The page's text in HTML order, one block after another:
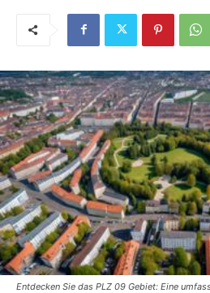
Entdecken Sie das PLZ 09 Gebiet: Eine